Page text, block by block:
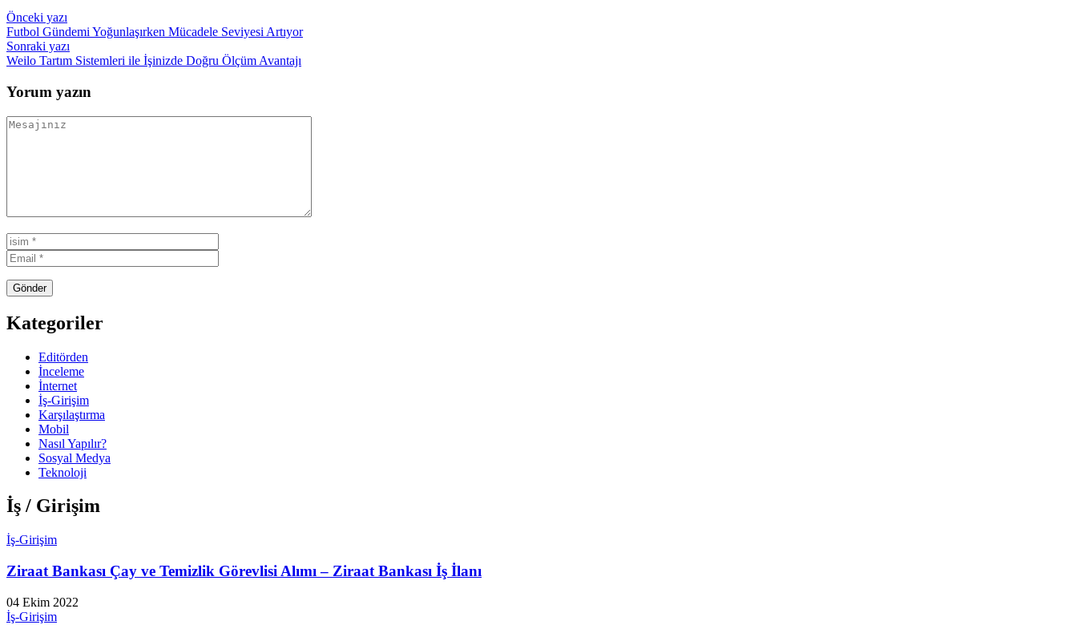
Yazı
gezinmesi
Önceki yazı
Futbol Gündemi Yoğunlaşırken Mücadele Seviyesi Artıyor
Sonraki yazı
Weilo Tartım Sistemleri ile İşinizde Doğru Ölçüm Avantajı
Yorum yazın
Kategoriler
Editörden
İnceleme
İnternet
İş-Girişim
Karşılaştırma
Mobil
Nasıl Yapılır?
Sosyal Medya
Teknoloji
İş / Girişim
İş-Girişim
Ziraat Bankası Çay ve Temizlik Görevlisi Alımı – Ziraat Bankası İş İlanı
04 Ekim 2022
İş-Girişim